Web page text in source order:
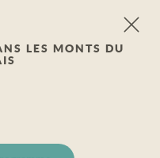
LES MONTS DU